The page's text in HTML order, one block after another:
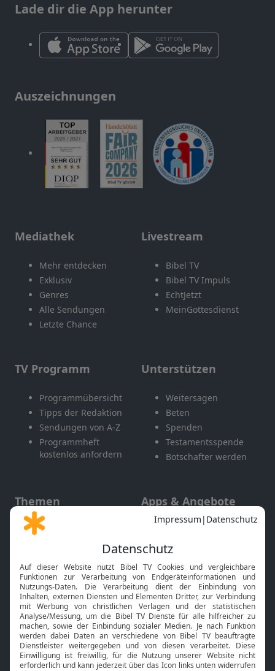
Lade dir die App herunter
Auszeichnungen
Mediathek
Mehr entdecken
Exklusiv
Genres
Alle Sendungen
Letzte Chance
Livestream
Bibel TV
Bibel TV Impuls
EchtJetzt
MeinGottesdienst
TV Programm
Programmübersicht
Tipps der Redaktion
Sendungen von A-Z
Programmheft
kostenlos anfordern
Unterstützen
Weitersagen
Beten
Spenden
Testamentsspende
Botschafter werden
Themen
Gott und Bibel erklärt
Neuigkeiten
Apps & Angebote
Mobile App
Smart TV
HbbTV
Bibelthek Online-Bibel
Nächster Gottesdienst
Bibel TV Service